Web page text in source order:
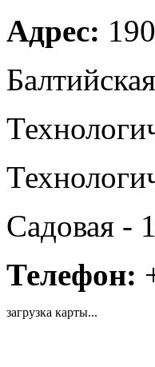
Адрес:
Садовая -
Телефон:
загрузка карты...